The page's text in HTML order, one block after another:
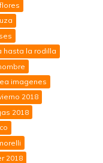
hasta la rodilla
imagenes
2018
2018
2018